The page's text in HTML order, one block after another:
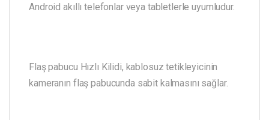
Android akıllı telefonlar veya tabletlerle uyumludur.
Flaş pabucu Hızlı Kilidi, kablosuz tetikleyicinin
kameranın flaş pabucunda sabit kalmasını sağlar.